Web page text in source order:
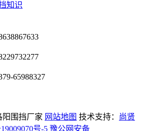
知识
65988327
阳围挡厂家 网站地图 技术支持：
尚贤
号-5 豫公网安备